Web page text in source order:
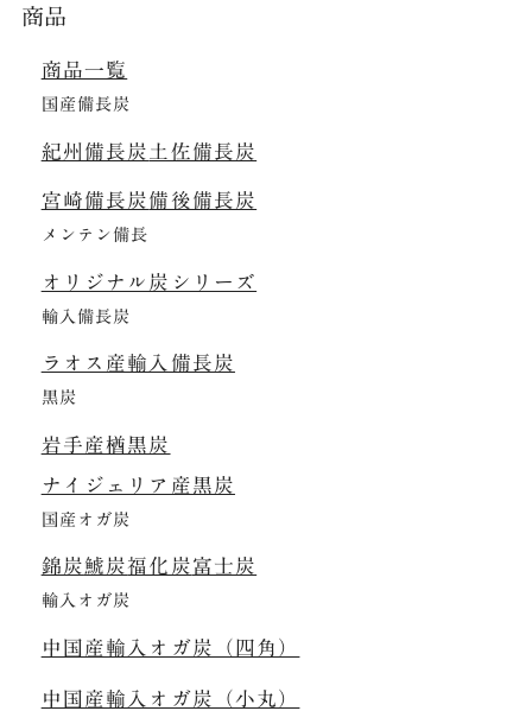
商品
商品一覧
国産備長炭
紀州備長炭 土佐備長炭
宮崎備長炭備後備長炭
メンテン備長
オリジナル炭シリーズ
輸入備長炭
ラオス産輸入備長炭
黒炭
岩手産楢黒炭
ナイジェリア産黒炭
国産オガ炭
錦炭鯱炭福化炭富士炭
輸入オガ炭
中国産輸入オガ炭（四角）
中国産輸入オガ炭（小丸）